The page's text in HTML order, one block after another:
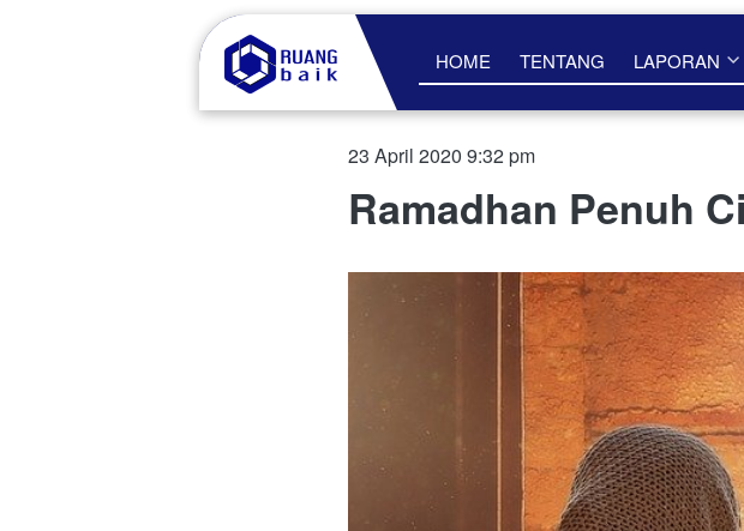
HOME TENTANG LAPORAN
23 April 2020 9:32 pm
Ramadhan Penuh